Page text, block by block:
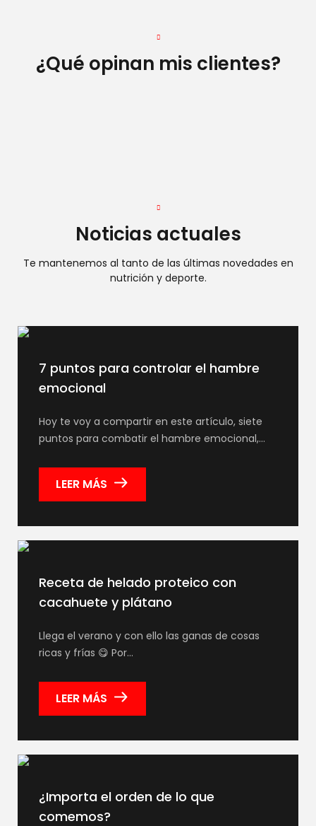
¿Qué opinan mis clientes?
Noticias actuales
Te mantenemos al tanto de las últimas novedades en
nutrición y deporte.
7 puntos para controlar el hambre
emocional
Hoy te voy a compartir en este artículo, siete
puntos para combatir el hambre emocional,…
LEER MÁS
Receta de helado proteico con
cacahuete y plátano
Llega el verano y con ello las ganas de cosas
ricas y frías 😋 Por…
LEER MÁS
¿Importa el orden de lo que
comemos?